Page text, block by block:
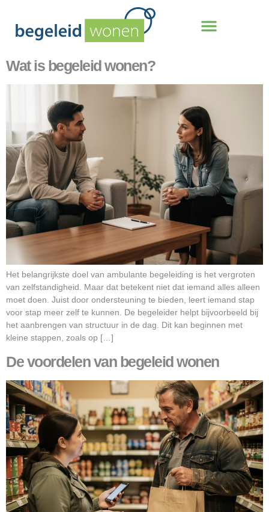
Wat is begeleid wonen?
Het belangrijkste doel van ambulante begeleiding is het vergroten
van zelfstandigheid. Maar dat betekent niet dat iemand alles alleen
moet doen. Juist door ondersteuning te bieden, leert iemand stap
voor stap meer zelf te kunnen. De begeleider helpt bijvoorbeeld bij
het aanbrengen van structuur in de dag. Dit kan beginnen met
kleine stappen, zoals op […]
De voordelen van begeleid wonen